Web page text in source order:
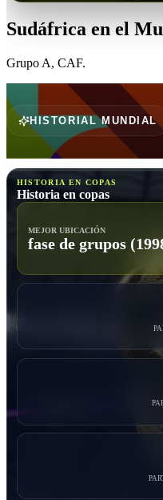
Sudáfrica en el
Grupo A, CAF.
HISTORIAL MUNDIAL
HISTORIA EN COPAS
Historia en copas
MEJOR UBICACIÓN
fase de grupos